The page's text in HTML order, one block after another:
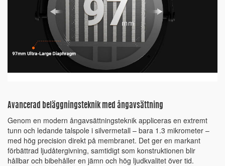
Avancerad beläggningsteknik med ångavsättning
Genom en modern ångavsättningsteknik appliceras en extremt
tunn och ledande talspole i silvermetall – bara 1.3 mikrometer –
med hög precision direkt på membranet. Det ger en markant
förbättrad ljudåtergivning, samtidigt som konstruktionen blir
hållbar och bibehåller en jämn och hög ljudkvalitet över tid.